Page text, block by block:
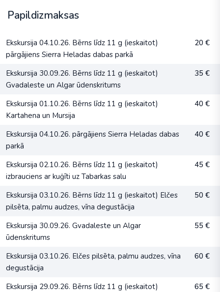
Papildizmaksas
Ekskursija 04.10.26. Bērns līdz 11 g (ieskaitot)
pārgājiens Sierra Heladas dabas parkā
20 €
Ekskursija 30.09.26. Bērns līdz 11 g (ieskaitot)
Gvadaleste un Algar ūdenskritums
35 €
Ekskursija 01.10.26. Bērns līdz 11 g (ieskaitot)
Kartahena un Mursija
40 €
Ekskursija 04.10.26. pārgājiens Sierra Heladas dabas
parkā
40 €
Ekskursija 02.10.26. Bērns līdz 11 g (ieskaitot)
izbrauciens ar kuģīti uz Tabarkas salu
45 €
Ekskursija 03.10.26. Bērns līdz 11 g (ieskaitot) Elčes
pilsēta, palmu audzes, vīna degustācija
50 €
Ekskursija 30.09.26. Gvadaleste un Algar
ūdenskritums
55 €
Ekskursija 03.10.26. Elčes pilsēta, palmu audzes, vīna
degustācija
60 €
Ekskursija 29.09.26. Bērns līdz 11 g (ieskaitot)
65 €